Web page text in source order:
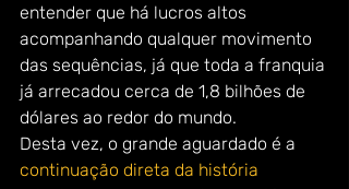
entender que há lucros altos
acompanhando qualquer movimento
das sequências, já que toda a franquia
já arrecadou cerca de 1,8 bilhões de
dólares ao redor do mundo.
Desta vez, o grande aguardado é a
continuação direta da história